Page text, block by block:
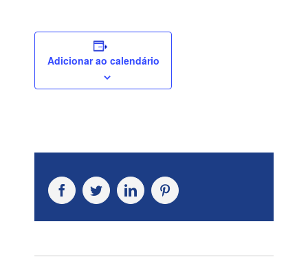
Adicionar ao calendário
FacebookTwitterLinkedInPinterest